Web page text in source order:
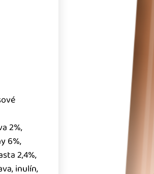
2%,
6%,
2,4%,
inulín,